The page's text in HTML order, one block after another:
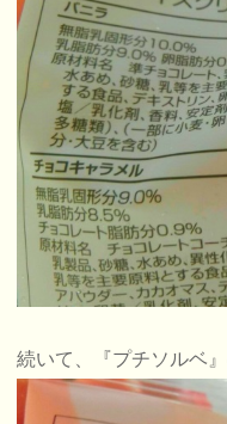
続いて、『プチソルベ